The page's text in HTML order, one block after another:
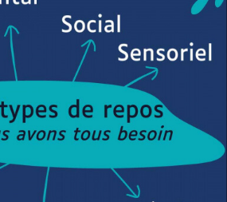
Bien-être Coaching